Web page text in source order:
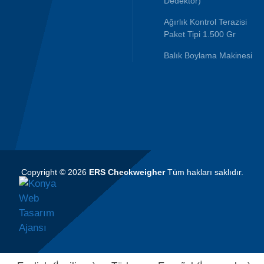
Ağırlık Kontrol Terazisi
Paket Tipi 1.500 Gr
Balık Boylama Makinesi
Copyright © 2026 ERS CheckweigherTüm hakları saklıdır.